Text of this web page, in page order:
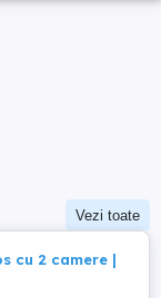
Vezi toate
cu 2 camere |